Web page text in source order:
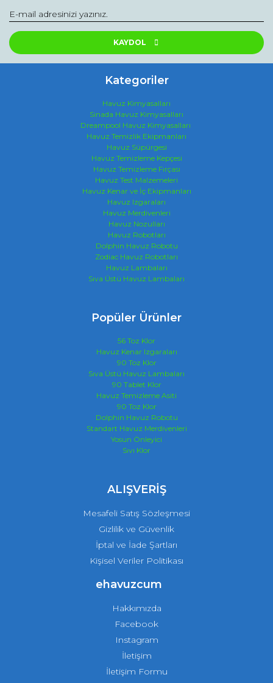
KAYDOL
Kategoriler
Havuz Kimyasalları
Sinada Havuz Kimyasalları
Dreampool Havuz Kimyasalları
Havuz Temizlik Ekipmanları
Havuz Süpürgesi
Havuz Temizleme Kepçesi
Havuz Temizleme Fırçası
Havuz Test Malzemeleri
Havuz Kenar ve İç Ekipmanları
Havuz Izgaraları
Havuz Merdivenleri
Havuz Nozulları
Havuz Robotları
Dolphin Havuz Robotu
Zodiac Havuz Robotları
Havuz Lambaları
Sıva Üstü Havuz Lambaları
Popüler Ürünler
56 Toz Klor
Havuz Kenar Izgaraları
90 Toz Klor
Sıva Üstü Havuz Lambaları
90 Tablet Klor
Havuz Temizleme Asiti
90 Toz Klor
Dolphin Havuz Robotu
Standart Havuz Merdivenleri
Yosun Önleyici
Sıvı Klor
ALIŞVERİŞ
Mesafeli Satış Sözleşmesi
Gizlilik ve Güvenlik
İptal ve İade Şartları
Kişisel Veriler Politikası
ehavuzcum
Hakkımızda
Facebook
Instagram
İletişim
İletişim Formu